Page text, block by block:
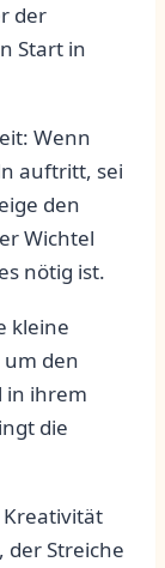
der
Start in
Wenn
auftritt, sei
den
Wichtel
nötig ist.
kleine
um den
in ihrem⁣
die
Kreativität
der Streiche